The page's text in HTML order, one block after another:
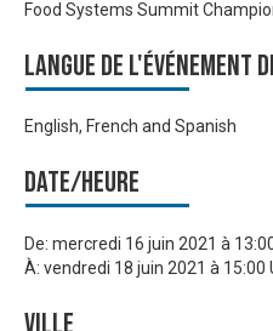
Food Systems Summit
Langue de l'événement
English, French and Spanish
Date/heure
De: mercredi 16 juin 2021 à
À: vendredi 18 juin 2021 à 15:00